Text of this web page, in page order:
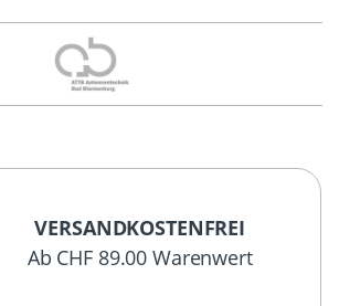
VERSANDKOSTENFREI
Ab CHF 89.00 Warenwert